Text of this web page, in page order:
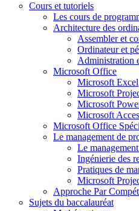
Cours et tutoriels
Les cours de
Architecture des
Assembler et
Ordinateur et
Administration
Microsoft Office
Microsoft Excel
Microsoft
Microsoft
Microsoft
Microsoft Office
Le management de
Le
Ingénierie des
Pratiques de
Microsoft
Approche Par
Sujets du baccalauréat